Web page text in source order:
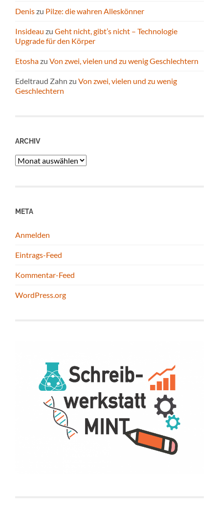
Deniszu Pilze: die wahren Alleskönner
Insideau zuGeht nicht, gibt’s nicht – Technologie
Upgrade für den Körper
EtoshazuVon zwei, vielen und zu wenig Geschlechtern
Edeltraud Zahn zuVon zwei, vielen und zu wenig
Geschlechtern
ARCHIV
Archiv
META
Anmelden
Eintrags-Feed
Kommentar-Feed
WordPress.org